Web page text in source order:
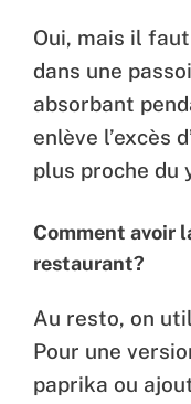
Oui, mais il
dans une
absorbant
enlève l’excès
plus proche du
Comment avoir
restaurant?
Au resto, on
Pour une
paprika ou